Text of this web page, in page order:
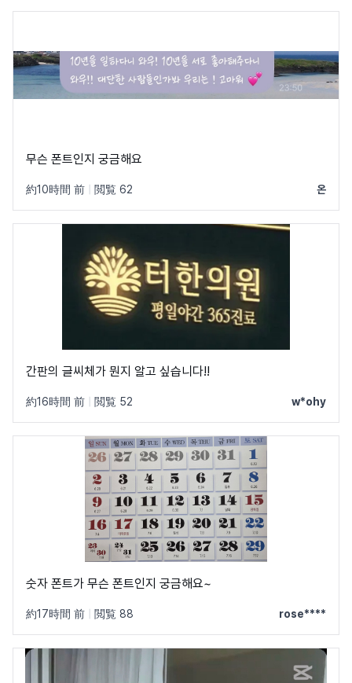
무슨 폰트인지 궁금해요
約10時間 前 閲覧 62 온
간판의 글씨체가 뭔지 알고 싶습니다!!
約16時間 前 閲覧 52 w*ohy
숫자 폰트가 무슨 폰트인지 궁금해요~
約17時間 前 閲覧 88 rose****